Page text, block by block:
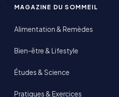
MAGAZINE DU SOMMEIL
Alimentation & Remèdes
Bien-être & Lifestyle
Études & Science
Pratiques & Exercices